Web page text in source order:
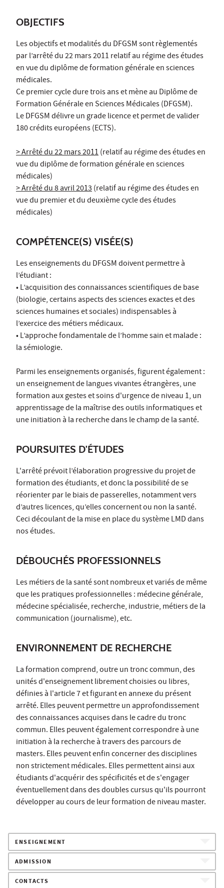
OBJECTIFS
Les objectifs et modalités du DFGSM sont règlementés
par l’arrêté du 22 mars 2011 relatif au régime des études
en vue du diplôme de formation générale en sciences
médicales.
Ce premier cycle dure trois ans et mène au Diplôme de
Formation Générale en Sciences Médicales (DFGSM).
Le DFGSM délivre un grade licence et permet de valider
180 crédits européens (ECTS).
> Arrêté du 22 mars 2011(relatif au régime des études en
vue du diplôme de formation générale en sciences
médicales)
> Arrêté du 8 avril 2013(relatif au régime des études en
vue du premier et du deuxième cycle des études
médicales)
COMPÉTENCE(S) VISÉE(S)
Les enseignements du DFGSM doivent permettre à
l’étudiant :
• L’acquisition des connaissances scientifiques de base
(biologie, certains aspects des sciences exactes et des
sciences humaines et sociales) indispensables à
l’exercice des métiers médicaux.
• L’approche fondamentale de l’homme sain et malade :
la sémiologie.
Parmi les enseignements organisés, figurent également :
un enseignement de langues vivantes étrangères, une
formation aux gestes et soins d'urgence de niveau 1, un
apprentissage de la maîtrise des outils informatiques et
une initiation à la recherche dans le champ de la santé.
POURSUITES D'ÉTUDES
L'arrêté prévoit l’élaboration progressive du projet de
formation des étudiants, et donc la possibilité de se
réorienter par le biais de passerelles, notamment vers
d’autres licences, qu’elles concernent ou non la santé.
Ceci découlant de la mise en place du système LMD dans
nos études.
DÉBOUCHÉS PROFESSIONNELS
Les métiers de la santé sont nombreux et variés de même
que les pratiques professionnelles : médecine générale,
médecine spécialisée, recherche, industrie, métiers de la
communication (journalisme), etc.
ENVIRONNEMENT DE RECHERCHE
La formation comprend, outre un tronc commun, des
unités d'enseignement librement choisies ou libres,
définies à l'article 7 et figurant en annexe du présent
arrêté. Elles peuvent permettre un approfondissement
des connaissances acquises dans le cadre du tronc
commun. Elles peuvent également correspondre à une
initiation à la recherche à travers des parcours de
masters. Elles peuvent enfin concerner des disciplines
non strictement médicales. Elles permettent ainsi aux
étudiants d'acquérir des spécificités et de s'engager
éventuellement dans des doubles cursus qu'ils pourront
développer au cours de leur formation de niveau master.
ENSEIGNEMENT
ADMISSION
CONTACTS